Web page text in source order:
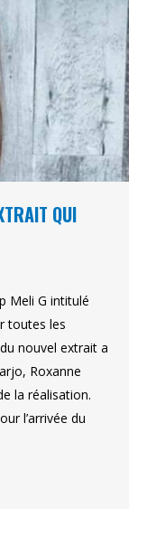
QUI
Meli G intitulé
toutes les
nouvel extrait a
Roxanne
la réalisation.
l’arrivée du